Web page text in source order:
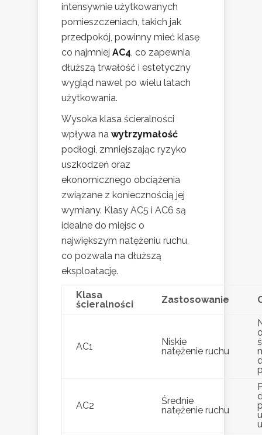
intensywnie użytkowanych
pomieszczeniach, takich jak
przedpokój, powinny mieć klasę
co najmniej AC4, co zapewnia
dłuższą trwałość i estetyczny
wygląd nawet po wielu latach
użytkowania.
Wysoka klasa ścieralności
wpływa na wytrzymałość
podłogi, zmniejszając ryzyko
uszkodzeń oraz
ekonomicznego obciążenia
związane z koniecznością jej
wymiany. Klasy AC5 i AC6 są
idealne do miejsc o
największym natężeniu ruchu,
co pozwala na dłuższą
eksploatację.
Klasa
ścieralności
Zastosowanie
AC1
Niskie
natężenie ruchu
AC2
Średnie
natężenie ruchu